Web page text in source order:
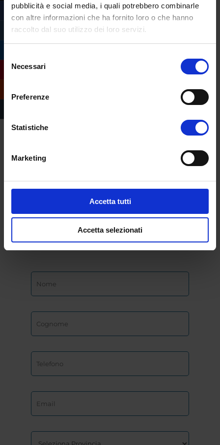
pubblicità e social media, i quali potrebbero combinarle
con altre informazioni che ha fornito loro o che hanno
raccolto dal suo utilizzo dei loro servizi.
delNecessari
Preferenze
Statistiche
Marketing
Accetta tutti
Accetta selezionati
richiedi informazioni
sull’offerta formativa
dell’Università
eCampus